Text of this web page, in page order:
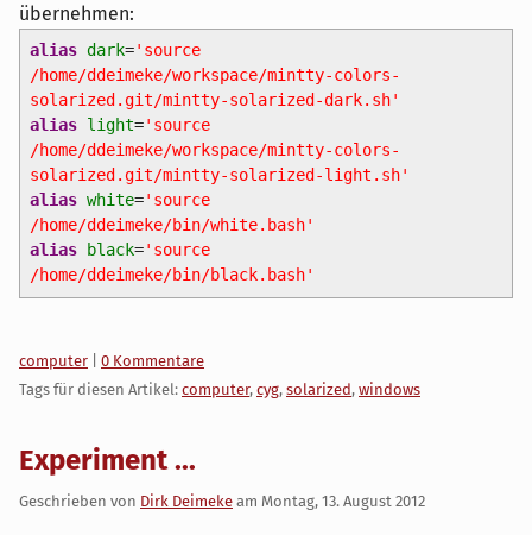
übernehmen:
alias dark='source
/home/ddeimeke/workspace/mintty-colors-
solarized.git/mintty-solarized-dark.sh'
alias light='source
/home/ddeimeke/workspace/mintty-colors-
solarized.git/mintty-solarized-light.sh'
alias white='source
/home/ddeimeke/bin/white.bash'
alias
black='source
/home/ddeimeke/bin/black.bash'
Kategorien:
computer
0 Kommentare
Tags für diesen Artikel: computer, cyg, solarized, windows
Experiment ...
Geschrieben von Dirk Deimeke am Montag, 13. August 2012